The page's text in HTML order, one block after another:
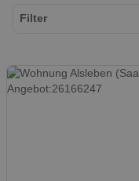
Filter